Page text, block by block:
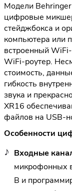
Модели Behringer
цифровые
стейджбокса и
компьютера или
встроенный
WiFi-роутер.
стоимость,
гибкость
звука и
XR16
файлов на USB-
Особенности
Входные
микрофонных
В и